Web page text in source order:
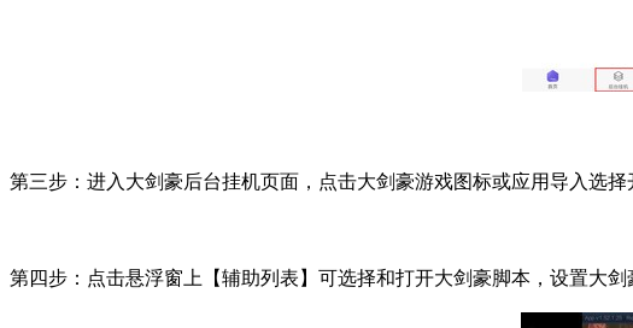
第三步：进入大剑豪后台挂机页面，点击大剑豪游戏图标或应用导入选择
第四步：点击悬浮窗上【辅助列表】可选择和打开大剑豪脚本，设置大剑